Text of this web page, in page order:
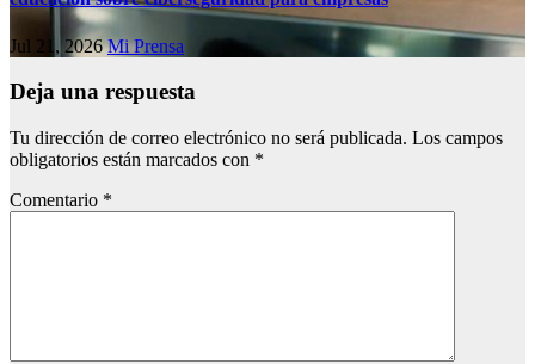
Jul 21, 2026Mi Prensa
Deja una respuesta
Tu dirección de correo electrónico no será publicada. Los campos
obligatorios están marcados con *
Comentario *